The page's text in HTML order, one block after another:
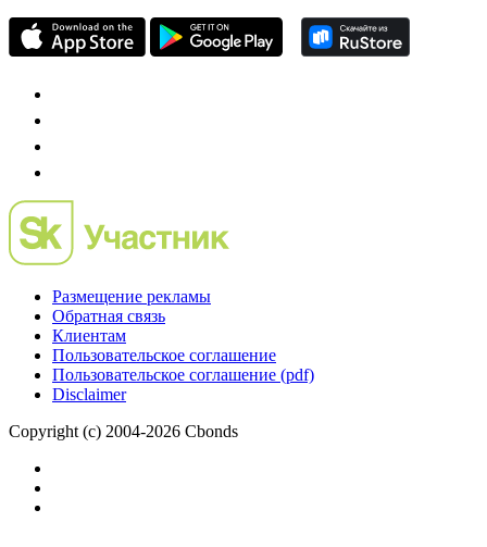
Размещение рекламы
Обратная связь
Клиентам
Пользовательское соглашение
Пользовательское соглашение (pdf)
Disclaimer
Copyright (c) 2004-2026 Cbonds